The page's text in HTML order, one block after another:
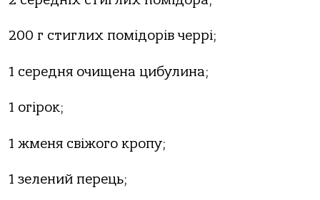
200 г стиглих помідорів черрі;
1 середня очищена цибулина;
1 огірок;
1 жменя свіжого кропу;
1 зелений перець;